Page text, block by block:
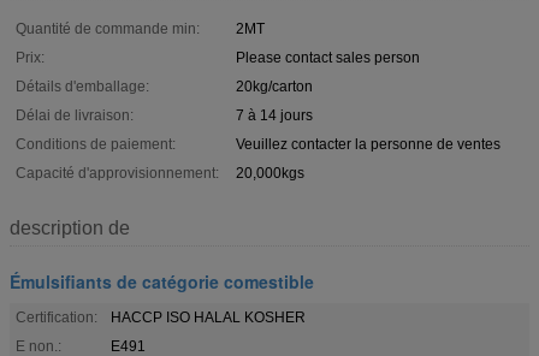
Quantité de commande min:
2MT
Prix:
Please contact sales person
Détails d'emballage:
20kg/carton
Délai de livraison:
7 à 14 jours
Conditions de paiement:
Veuillez contacter la personne de ventes
Capacité d'approvisionnement:
20,000kgs
description de
Émulsifiants de catégorie comestible
Certification:
HACCP ISO HALAL KOSHER
E non.:
E491